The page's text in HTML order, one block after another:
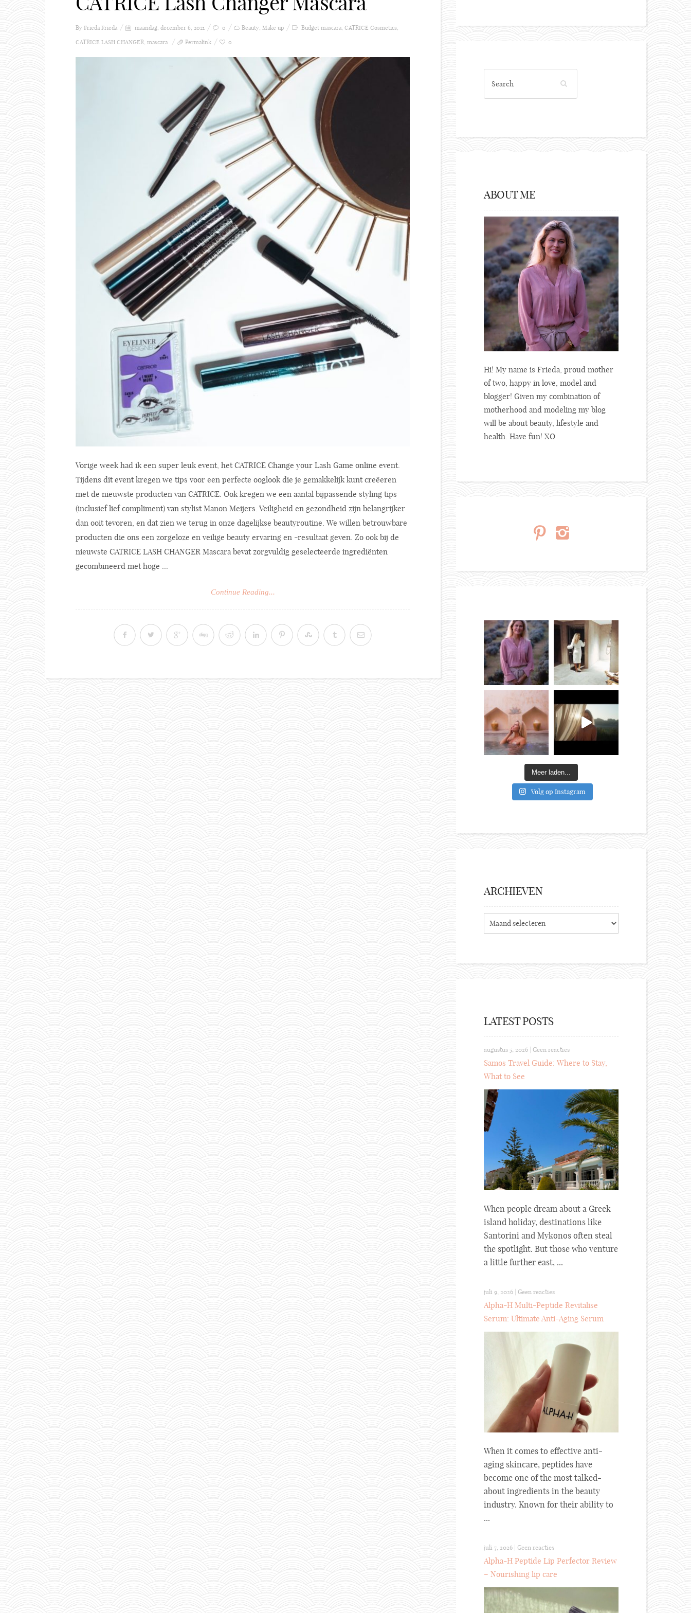
By Frieda Frieda maandag, december 6, 2021 0 Beauty, Make up Budget mascara, CATRICE Cosmetics,
CATRICE LASH CHANGER, mascara Permalink 0
Vorige week had ik een super leuk event, het CATRICE Change your Lash Game online event.
Tijdens dit event kregen we tips voor een perfecte ooglook die je gemakkelijk kunt creëeren
met de nieuwste producten van CATRICE. Ook kregen we een aantal bijpassende styling tips
(inclusief lief compliment) van stylist Manon Meijers. Veiligheid en gezondheid zijn belangrijker
dan ooit tevoren, en dat zien we terug in onze dagelijkse beautyroutine. We willen betrouwbare
producten die ons een zorgeloze en veilige beauty ervaring en -resultaat geven. Zo ook bij de
nieuwste CATRICE LASH CHANGER Mascara bevat zorgvuldig geselecteerde ingrediënten
gecombineerd met hoge ...
Continue Reading...
ABOUT ME
Hi! My name is Frieda, proud mother
of two, happy in love, model and
blogger! Given my combination of
motherhood and modeling my blog
will be about beauty, lifestyle and
health. Have fun! XO
Meer laden...
Volg op Instagram
ARCHIEVEN
LATEST POSTS
augustus 5, 2026 | Geen reacties
Samos Travel Guide: Where to Stay,
What to See
When people dream about a Greek
island holiday, destinations like
Santorini and Mykonos often steal
the spotlight. But those who venture
a little further east, ...
juli 9, 2026 | Geen reacties
Alpha-H Multi-Peptide Revitalise
Serum: Ultimate Anti-Aging Serum
When it comes to effective anti-
aging skincare, peptides have
become one of the most talked-
about ingredients in the beauty
industry. Known for their ability to
...
juli 7, 2026 | Geen reacties
Alpha-H Peptide Lip Perfector Review
– Nourishing lip care